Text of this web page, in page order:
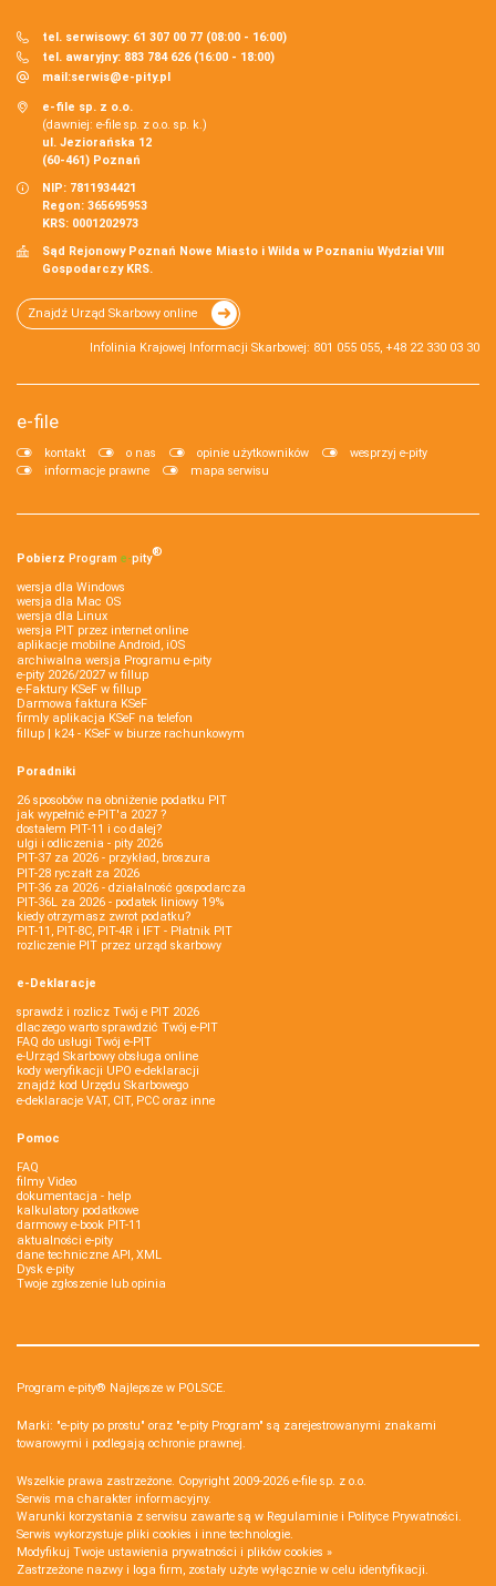
tel. serwisowy: 61 307 00 77 (08:00 - 16:00)
tel. awaryjny: 883 784 626 (16:00 - 18:00)
mail:serwis@e-pity.pl
e-file sp. z o.o.
(dawniej: e-file sp. z o.o. sp. k.)
ul. Jeziorańska 12
(60-461) Poznań
NIP: 7811934421
Regon: 365695953
KRS: 0001202973
Sąd Rejonowy Poznań Nowe Miasto i Wilda w Poznaniu Wydział VIII
Gospodarczy KRS.
Znajdź Urząd Skarbowy online
Infolinia Krajowej Informacji Skarbowej: 801 055 055, +48 22 330 03 30
e-file
kontakt o nas opinie użytkowników
wesprzyj e-pity
informacje prawne
mapa serwisu
Pobierz Program e‑pity®
wersja dla Windows
wersja dla Mac OS
wersja dla Linux
wersja PIT przez internet online
aplikacje mobilne Android, iOS
archiwalna wersja Programu e-pity
e-pity 2026/2027 w fillup
e‑Faktury KSeF w fillup
Darmowa faktura KSeF
firmly aplikacja KSeF na telefon
fillup | k24 - KSeF w biurze rachunkowym
Poradniki
26 sposobów na obniżenie podatku PIT
jak wypełnić e-PIT'a 2027 ?
dostałem PIT-11 i co dalej?
ulgi i odliczenia - pity 2026
PIT-37 za 2026 - przykład, broszura
PIT-28 ryczałt za 2026
PIT-36 za 2026 - działalność gospodarcza
PIT-36L za 2026 - podatek liniowy 19%
kiedy otrzymasz zwrot podatku?
PIT-11, PIT-8C, PIT-4R i IFT - Płatnik PIT
rozliczenie PIT przez urząd skarbowy
e-Deklaracje
sprawdź i rozlicz Twój e PIT 2026
dlaczego warto sprawdzić Twój e-PIT
FAQ do usługi Twój e-PIT
e-Urząd Skarbowy obsługa online
kody weryfikacji UPO e-deklaracji
znajdź kod Urzędu Skarbowego
e-deklaracje VAT, CIT, PCC oraz inne
Pomoc
FAQ
filmy Video
dokumentacja - help
kalkulatory podatkowe
darmowy e-book PIT-11
aktualności e-pity
dane techniczne API, XML
Dysk e-pity
Twoje zgłoszenie lub opinia
Program e-pity® Najlepsze w POLSCE.
Marki: "e-pity po prostu" oraz "e-pity Program" są zarejestrowanymi znakami
towarowymi i podlegają ochronie prawnej.
Wszelkie prawa zastrzeżone. Copyright 2009-2026 e-file sp. z o.o.
Serwis ma charakter informacyjny.
Warunki korzystania z serwisu zawarte są w Regulaminie i Polityce Prywatności.
Serwis wykorzystuje pliki cookies i inne technologie.
Modyfikuj Twoje ustawienia prywatności i plików cookies »
Zastrzeżone nazwy i loga firm, zostały użyte wyłącznie w celu identyfikacji.